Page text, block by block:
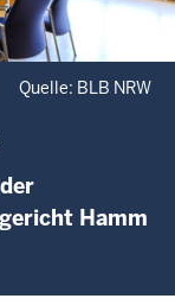
Quelle: BLB NRW
Hamm